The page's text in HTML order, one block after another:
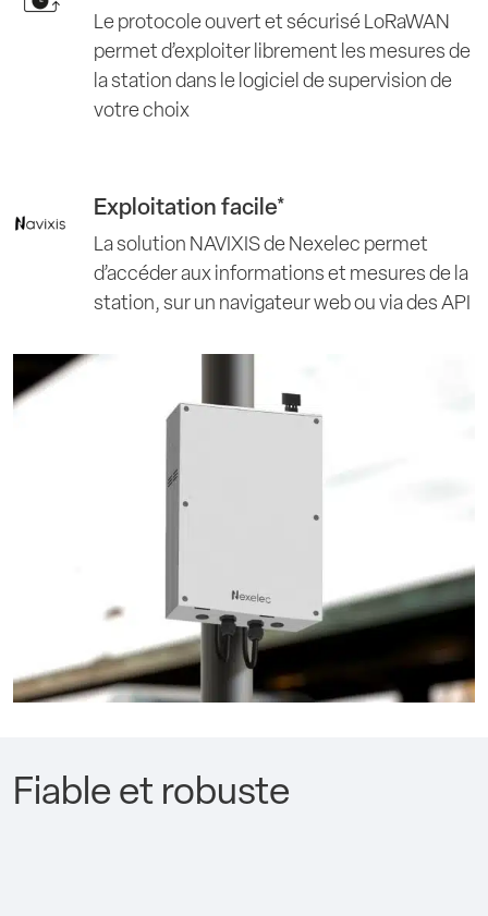
Le protocole ouvert et sécurisé LoRaWAN
permet d’exploiter librement les mesures de
la station dans le logiciel de supervision de
votre choix
Exploitation facile*
La solution NAVIXIS de Nexelec permet
d’accéder aux informations et mesures de la
station, sur un navigateur web ou via des API
Fiable et robuste